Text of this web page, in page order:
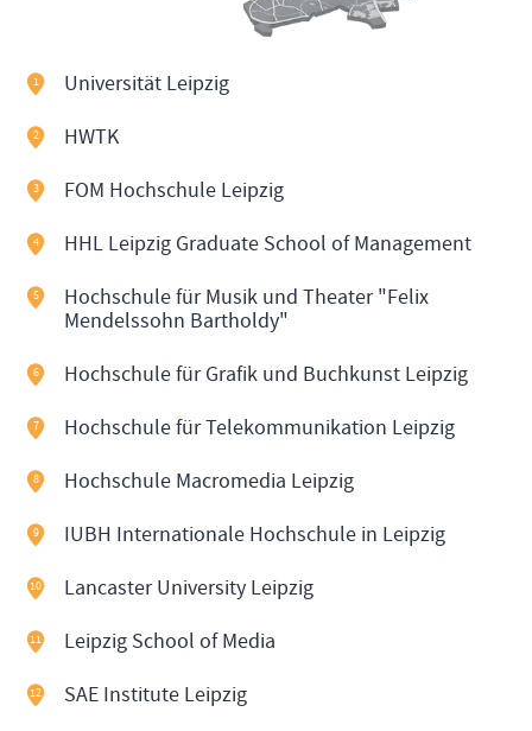
1 Universität Leipzig
2 HWTK
3 FOM Hochschule Leipzig
4 HHL Leipzig Graduate School of Management
5
Hochschule für Musik und Theater "Felix
Mendelssohn Bartholdy"
6 Hochschule für Grafik und Buchkunst Leipzig
7 Hochschule für Telekommunikation Leipzig
8 Hochschule Macromedia Leipzig
9 IUBH Internationale Hochschule in Leipzig
10 Lancaster University Leipzig
11 Leipzig School of Media
12 SAE Institute Leipzig